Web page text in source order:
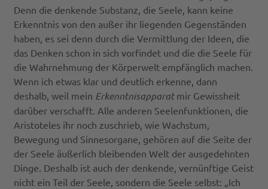
Denn die denkende Substanz, die Seele, kann keine
Erkenntnis von den außer ihr liegenden Gegenständen
haben, es sei denn durch die Vermittlung der Ideen, die
das Denken schon in sich vorfindet und die die Seele für
die Wahrnehmung der Körperwelt empfänglich machen.
Wenn ich etwas klar und deutlich erkenne, dann
deshalb, weil mein Erkenntnisapparat mir Gewissheit
darüber verschafft. Alle anderen Seelenfunktionen, die
Aristoteles ihr noch zuschrieb, wie Wachstum,
Bewegung und Sinnesorgane, gehören auf die Seite der
der Seele äußerlich bleibenden Welt der ausgedehnten
Dinge. Deshalb ist auch der denkende, vernünftige Geist
nicht ein Teil der Seele, sondern die Seele selbst: „Ich